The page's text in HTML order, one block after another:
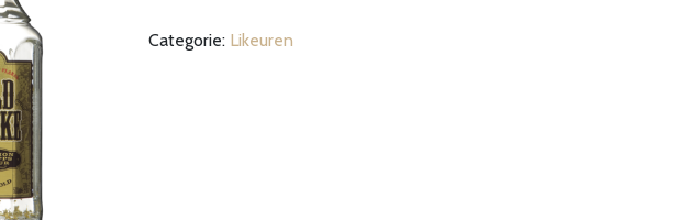
Categorie: Likeuren